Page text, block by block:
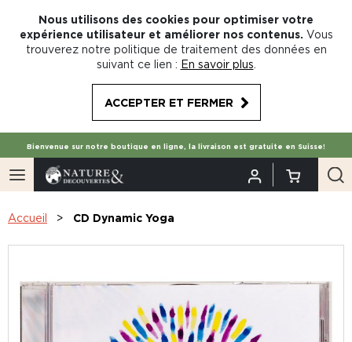
Nous utilisons des cookies pour optimiser votre
expérience utilisateur et améliorer nos contenus. Vous
trouverez notre politique de traitement des données en
suivant ce lien : En savoir plus
ACCEPTER ET FERMER
Bienvenue sur notre boutique en ligne, la livraison est gratuite en Suisse!
Accueil CD Dynamic Yoga